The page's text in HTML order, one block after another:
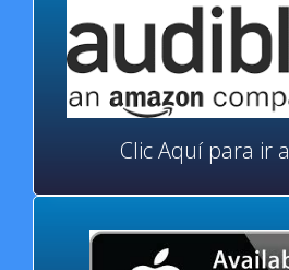
Clic Aquí para ir